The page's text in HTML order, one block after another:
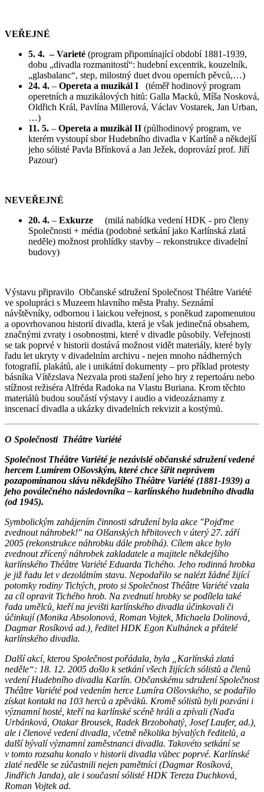
VEŘEJNÉ
5. 4. – Varieté (program připomínající období 1881-1939,
dobu „divadla rozmanitostí“: hudební excentrik, kouzelník,
„glasbalanc“, step, milostný duet dvou operních pěvců,…)
24. 4. – Opereta a muzikál I (téměř hodinový program
operetních a muzikálových hitů: Galla Macků, Míša Nosková,
Oldřich Král, Pavlína Millerová, Václav Vostarek, Jan Urban,
…)
11. 5. – Opereta a muzikál II (půlhodinový program, ve
kterém vystoupí sbor Hudebního divadla v Karlíně a někdejší
jeho sólisté Pavla Břínková a Jan Ježek, doprovází prof. Jiří
Pazour)
NEVEŘEJNÉ
20. 4. – Exkurze (milá nabídka vedení HDK - pro členy
Společnosti + média (podobné setkání jako Karlínská zlatá
neděle) možnost prohlídky stavby – rekonstrukce divadelní
budovy)
Výstavu připravilo Občanské sdružení Společnost Théâtre Variété
ve spolupráci s Muzeem hlavního města Prahy. Seznámí
návštěvníky, odbornou i laickou veřejnost, s poněkud zapomenutou
a opovrhovanou historií divadla, která je však jedinečná obsahem,
značnými zvraty i osobnostmi, které v divadle působily. Veřejnosti
se tak poprvé v historii dostává možnost vidět materiály, které byly
řadu let ukryty v divadelním archivu - nejen mnoho nádherných
fotografií, plakátů, ale i unikátní dokumenty – pro příklad protesty
básníka Vítězslava Nezvala proti stažení jeho hry z repertoáru nebo
stížnost režiséra Alfréda Radoka na Vlastu Buriana. Krom těchto
materiálů budou součástí výstavy i audio a videozáznamy z
inscenací divadla a ukázky divadelních rekvizit a kostýmů.
O Společnosti Théâtre Variété
Společnost Théâtre Variété je nezávislé občanské sdružení vedené
hercem Lumírem Olšovským, které chce šířit neprávem
pozapomínanou slávu někdejšího Théâtre Variété (1881-1939) a
jeho poválečného následovníka – karlínského hudebního divadla
(od 1945).
Symbolickým zahájením činnosti sdružení byla akce "Pojďme
zvednout náhrobek!" na Olšanských hřbitovech v úterý 27. září
2005 (rekonstrukce náhrobku dále probíhá). Cílem akce bylo
zvednout zřícený náhrobek zakladatele a majitele někdejšího
karlínského Théâtre Variété Eduarda Tichého. Jeho rodinná hrobka
je již řadu let v dezolátním stavu. Nepodařilo se nalézt žádné žijící
potomky rodiny Tichých, proto si Společnost Théâtre Variété vzala
za cíl opravit Tichého hrob. Na zvednutí hrobky se podílela také
řada umělců, kteří na jevišti karlínského divadla účinkovali či
účinkují (Monika Absolonová, Roman Vojtek, Michaela Dolinová,
Dagmar Rosíková ad.), ředitel HDK Egon Kulhánek a přátelé
karlínského divadla.
Další akcí, kterou Společnost pořádala, byla „Karlínská zlatá
neděle“: 18. 12. 2005 došlo k setkání všech žijících sólistů a členů
vedení Hudebního divadla Karlín. Občanskému sdružení Společnost
Théâtre Variété pod vedením herce Lumíra Olšovského, se podařilo
získat kontakt na 103 herců a zpěváků. Kromě sólistů byli pozváni i
významní hosté, kteří na karlínské scéně hráli a zpívali (Naďa
Urbánková, Otakar Brousek, Radek Brzobohatý, Josef Laufer, ad.),
ale i členové vedení divadla, včetně několika bývalých ředitelů, a
další bývalí významní zaměstnanci divadla. Takovéto setkání se
v tomto rozsahu konalo v historii divadla vůbec poprvé. Karlínské
zlaté neděle se zúčastnili nejen pamětníci (Dagmar Rosíková,
Jindřich Janda), ale i současní sólisté HDK Tereza Duchková,
Roman Vojtek ad.